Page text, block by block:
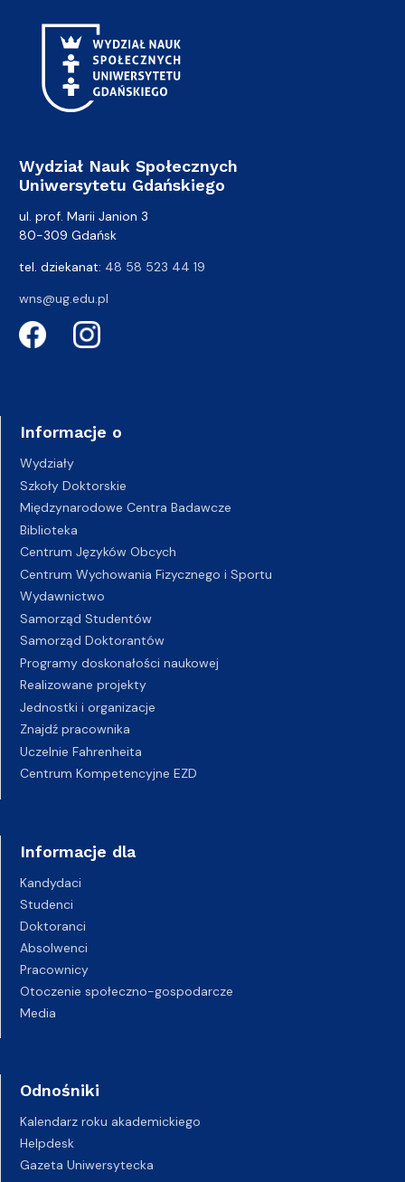
Wydział Nauk Społecznych
Uniwersytetu Gdańskiego
ul. prof. Marii Janion 3
80-309 Gdańsk
tel. dziekanat: 48 58 523 44 19
wns@ug.edu.pl
Informacje o
Wydziały
Szkoły Doktorskie
Międzynarodowe Centra Badawcze
Biblioteka
Centrum Języków Obcych
Centrum Wychowania Fizycznego i Sportu
Wydawnictwo
Samorząd Studentów
Samorząd Doktorantów
Programy doskonałości naukowej
Realizowane projekty
Jednostki i organizacje
Znajdź pracownika
Uczelnie Fahrenheita
Centrum Kompetencyjne EZD
Informacje dla
Kandydaci
Studenci
Doktoranci
Absolwenci
Pracownicy
Otoczenie społeczno-gospodarcze
Media
Odnośniki
Kalendarz roku akademickiego
Helpdesk
Gazeta Uniwersytecka